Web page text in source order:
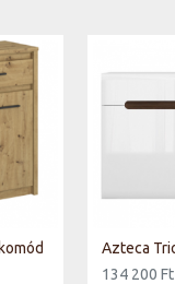
134 200 Ft